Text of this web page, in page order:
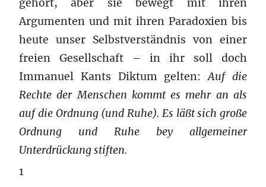
gehört, aber sie bewegt mit ihren
Argumenten und mit ihren Paradoxien bis
heute unser Selbstverständnis von einer
freien Gesellschaft – in ihr soll doch
Immanuel Kants Diktum gelten:Auf die
Rechte der Menschen kommt es mehr an als
auf die Ordnung (und Ruhe). Es läßt sich große
Ordnung und Ruhe bey allgemeiner
Unterdrückung stiften.
1